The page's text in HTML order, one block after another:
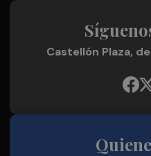
Castellón Plaza,